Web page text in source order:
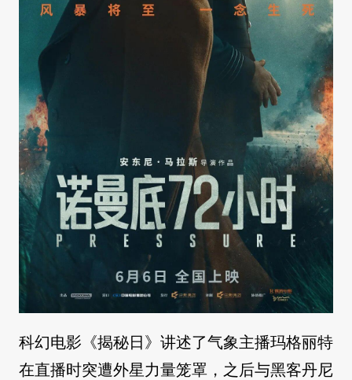
科幻电影《揭秘日》讲述了气象主播玛格丽特
在直播时突遭外星力量笼罩，之后与黑客丹尼